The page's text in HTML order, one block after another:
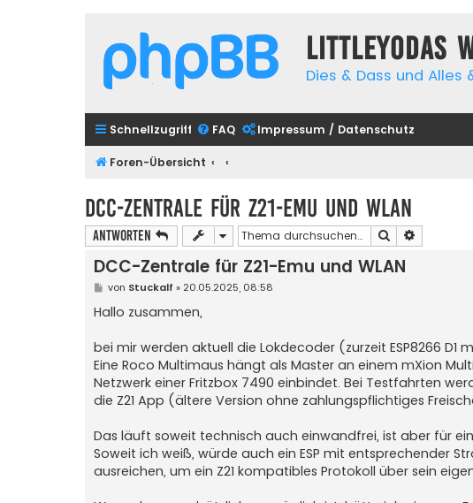
Littleyodas
Dies & Dass und Alles
Schnellzugriff FAQ Impressum / Datenschutz
Foren-Übersicht
DCC-Zentrale für Z21-Emu und WLAN
Antworten Suche
DCC-Zentrale für Z21-Emu und WLAN
B
i
t
a
g
von Stuckalf » 20.05.2025, 08:58
Hallo zusammen,
bei mir werden aktuell die Lokdecoder (zurzeit ESP8266
Eine Roco Multimaus hängt als Master an einem mXion
Netzwerk einer Fritzbox 7490 einbindet. Bei Testfahrten
die Z21 App (ältere Version ohne zahlungspflichtiges
Das läuft soweit technisch auch einwandfrei, ist aber für
Soweit ich weiß, würde auch ein ESP mit entsprechender
ausreichen, um ein Z21 kompatibles Protokoll über sein